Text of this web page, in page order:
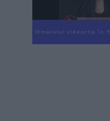
Următorul videoclip în 4